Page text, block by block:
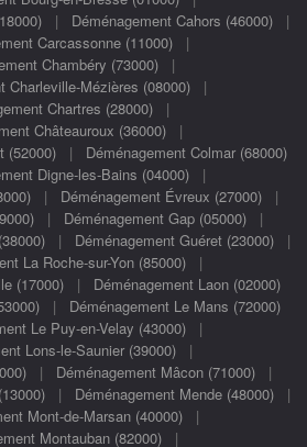
| Déménagement Cahors (46000)|
Carcassonne (11000)|
Chambéry (73000) |
Charleville-Mézières (08000) |
Chartres (28000) |
Châteauroux (36000) |
(52000)| Déménagement Colmar (68000)
Digne-les-Bains (04000)|
| Déménagement Évreux (27000)|
| Déménagement Gap (05000)|
| Déménagement Guéret (23000)|
La Roche-sur-Yon (85000) |
(17000)| Déménagement Laon (02000)
| Déménagement Le Mans (72000)
Le Puy-en-Velay (43000) |
Lons-le-Saunier (39000)|
| Déménagement Mâcon (71000) |
| Déménagement Mende (48000)|
Mont-de-Marsan (40000)|
Montauban (82000)|